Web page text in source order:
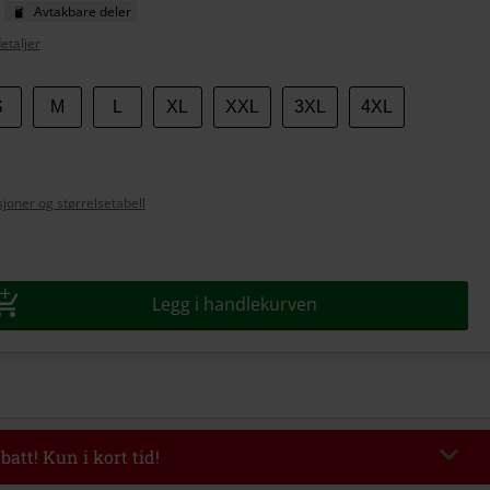
Avtakbare deler
M XL XXL 3XL 4XL
og størrelsetabell
Legg i handlekurven
Kun i kort tid!